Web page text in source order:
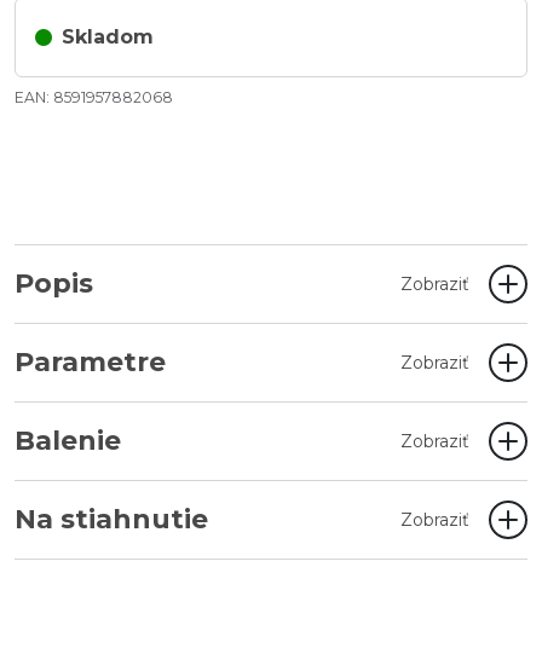
Skladom
EAN: 8591957882068
Popis Zobraziť
Parametre Zobraziť
Balenie Zobraziť
Na stiahnutie Zobraziť